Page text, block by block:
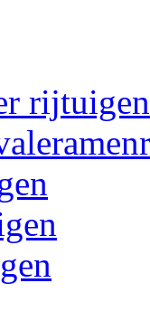
rijtuigen